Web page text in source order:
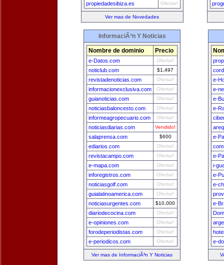
propiedadesibiza.es Ofertar!
Ver mas de Novedades
InformaciÃ³n Y Noticias
Nombre de dominio Precio
e-Datos.com Ofertar!
noticlub.com $1,497
revistadenoticias.com Ofertar!
informacionexclusiva.com Ofertar!
guianoticias.com Ofertar!
noticiasbaloncesto.com Ofertar!
informeagropecuario.com Ofertar!
noticiasdiarias.com Vendido!
salaprensa.com $600
ediarios.com Ofertar!
revistacampo.com Ofertar!
e-mapa.com Ofertar!
inforegistros.com Ofertar!
noticiasgolf.com Ofertar!
guialatinoamerica.com Ofertar!
noticiasurgentes.com $10,000
diariodecocina.com Ofertar!
e-opiniones.com Ofertar!
forodeperiodistas.com Ofertar!
e-periodicos.com Ofertar!
Ver mas de InformaciÃ³n Y Noticias
e-
e-
e-
e-
e-
e-
i-
e-
e-
e-
e-